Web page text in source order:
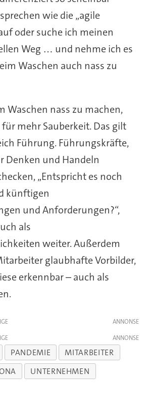
wie die „agile
oder suche ich meinen
Weg … und nehme ich es
Waschen auch nass zu
Waschen nass zu machen,
mehr Sauberkeit. Das gilt
Führung. Führungskräfte,
Denken und Handeln
„Entspricht es noch
künftigen
und Anforderungen?“,
als
weiter. Außerdem
glaubhafte Vorbilder,
erkennbar – auch als
PANDEMIE
MITARBEITER
UNTERNEHMEN